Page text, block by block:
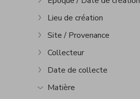
Afficher plus
Afficher plus
Lieu de création
Afficher plus
Site / Provenance
Afficher plus
Collecteur
Afficher plus
Date de collecte
Afficher plus
Matière